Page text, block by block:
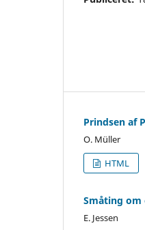
Prindsen af
O. Müller
HTML
Småting om
E. Jessen